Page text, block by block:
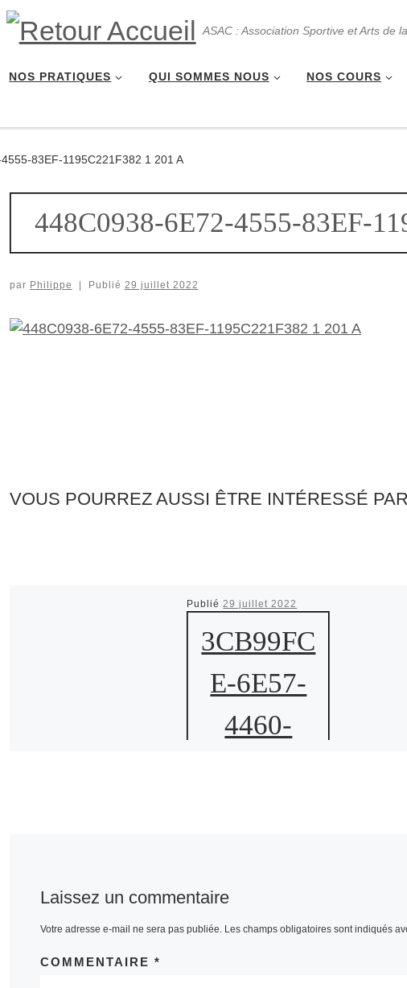
ASAC : Association Sportive et Arts de
NOS PRATIQUES QUI SOMMES NOUS NOS COURS
83EF-1195C221F382 1 201 A
448C0938-6E72-4555-83EF-
par Philippe Publié 29 juillet 2022
VOUS POURREZ AUSSI ÊTRE INTÉRESSÉ PAR
Publié29 juillet 2022
3CB99FC
E-6E57-
4460-
Laissez un commentaire
Votre adresse e-mail ne sera pas publiée. Les champs obligatoires sont indiqués
COMMENTAIRE *